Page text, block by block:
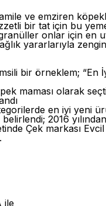
ve emziren
bir tat için bu
onlar için en
yararlarıyla
bir örneklem; “En
maması olarak
en iyi yeni
2016
Çek markası
ile